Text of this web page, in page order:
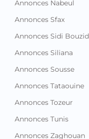
Annonces Nabeul
Annonces Sfax
Annonces Sidi Bouzid
Annonces Siliana
Annonces Sousse
Annonces Tataouine
Annonces Tozeur
Annonces Tunis
Annonces Zaghouan